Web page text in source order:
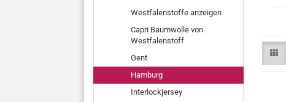
Westfalenstoffe anzeigen
Capri Baumwolle von
Westfalenstoff
Gent
Hamburg
Interlockjersey